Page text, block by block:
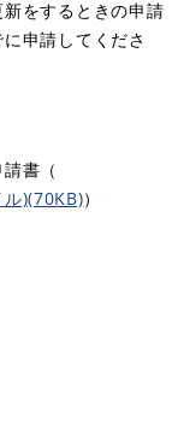
をするときの申請
申請してくださ
書（
ル)(70KB)）